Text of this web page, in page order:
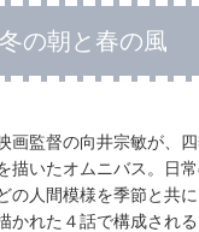
の朝と春の風
画監督の向井宗敏が、
描いたオムニバス。日
の人間模様を季節と共
かれた４話で構成され